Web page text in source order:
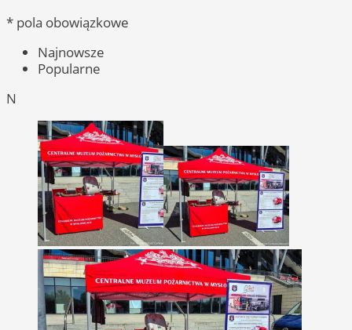
* pola obowiązkowe
Najnowsze
Popularne
N